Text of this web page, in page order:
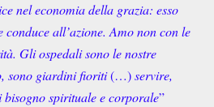
nel economia della grazia: esso
all’azione. Amo non con le
Gli ospedali sono le nostre
sono giardini fioriti(…)servire,
spirituale e corporale”